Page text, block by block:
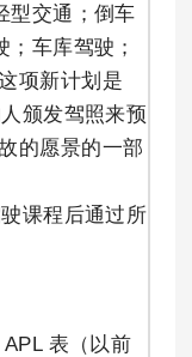
型交通；倒车
车库驾驶；
项新计划是
颁发驾照来预
的愿景的一部
课程后通过所
表（以前